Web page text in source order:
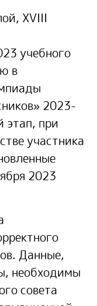
XVIII
учебного
в
2023-
этап, при
участника
2023
Данные,
необходимы
совета